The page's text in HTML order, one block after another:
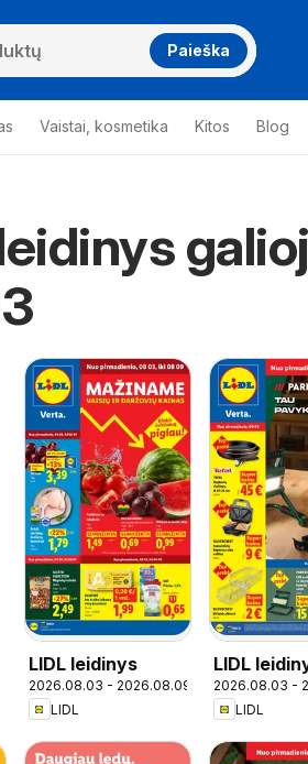
Paieška
Vaistai, kosmetika Kitos Blog
LIDL leidinys
2026.08.03 - 2026.08.09
LIDL
LIDL
maisto
pasiūlymai
2026.08.03 -
LIDL